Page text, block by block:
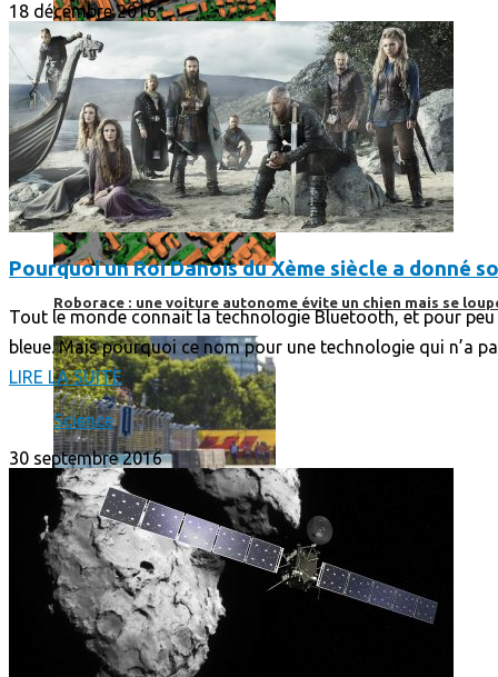
Roborace : une voiture autonome évite un chien mais se
18 décembre 2016
Pourquoi un Roi Danois du Xème siècle a donné
Tout le monde connait la technologie Bluetooth, et pour
bleue. Mais pourquoi ce nom pour une technologie qui n’a
LIRE LA SUITE
Science
30 septembre 2016